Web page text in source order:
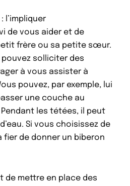
l’impliquer
de vous aider et de
frère ou sa petite sœur.
solliciter des
à vous assister à
pouvez, par exemple, lui
une couche au
les tétées, il peut
Si vous choisissez de
de donner un biberon
de mettre en place des